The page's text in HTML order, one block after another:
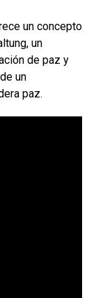
un concepto
un
de paz y
un
paz.